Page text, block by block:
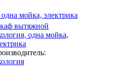
мойка, электрика
вытяжной
одна мойка,